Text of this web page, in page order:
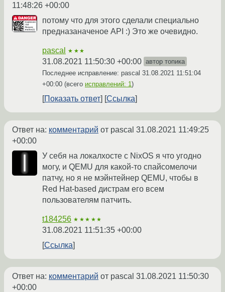
11:48:26 +00:00
потому что для этого сделали специально
предназаначеное API :) Это же очевидно.
pascal ★★★
31.08.2021 11:50:30 +00:00 автор топика
Последнее исправление: pascal 31.08.2021 11:51:04
+00:00 (всего исправлений: 1)
Показать ответ Ссылка
Ответ на: комментарий от pascal 31.08.2021 11:49:25
+00:00
У себя на локалхосте с NixOS я что угодно
могу, и QEMU для какой-то спайсомелочи
патчу, но я не мэйнтейнер QEMU, чтобы в
Red Hat-based дистрам его всем
пользователям патчить.
t184256 ★★★★★
31.08.2021 11:51:35 +00:00
Ссылка
Ответ на: комментарий от pascal 31.08.2021 11:50:30
+00:00